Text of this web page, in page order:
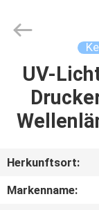
HAUS
PRODUKTE
ÜBER
UNS
Electronics
UV-
Herkunftsort:
Markenname: